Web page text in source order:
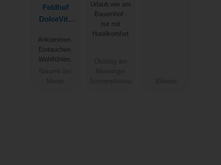
Feldhof
DolceVita
Ankommen.
Eintauchen.
Wohlfühlen.
Familienhot
el seit 1509
Urlaub wie am
Bauernhof -
nur mit
Hotelkomfort